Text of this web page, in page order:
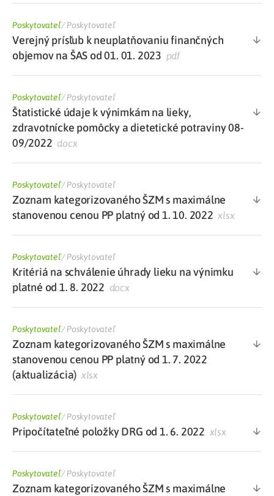
Poskytovateľ/Poskytovateľ
Verejný prísľub k neuplatňovaniu finančných
objemov na ŠAS od 01. 01. 2023 pdf
Poskytovateľ/Poskytovateľ
Štatistické údaje k výnimkám na lieky,
zdravotnícke pomôcky a dietetické potraviny 08-
09/2022 docx
Poskytovateľ/Poskytovateľ
Zoznam kategorizovaného ŠZM s maximálne
stanovenou cenou PP platný od 1. 10. 2022 xlsx
Poskytovateľ/Poskytovateľ
Kritériá na schválenie úhrady lieku na výnimku
platné od 1. 8. 2022 docx
Poskytovateľ/Poskytovateľ
Zoznam kategorizovaného ŠZM s maximálne
stanovenou cenou PP platný od 1. 7. 2022
(aktualizácia) xlsx
Poskytovateľ/Poskytovateľ
Pripočítateľné položky DRG od 1. 6. 2022 xlsx
Poskytovateľ/Poskytovateľ
Zoznam kategorizovaného ŠZM s maximálne